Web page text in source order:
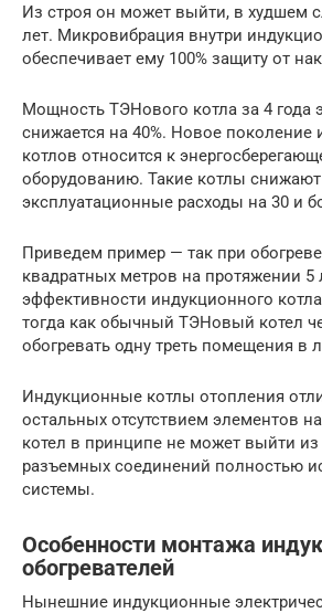
Из строя он может выйти, в худшем
лет. Микровибрация внутри
обеспечивает ему 100% защиту от
Мощность ТЭНового котла за 4 года
снижается на 40%. Новое поколение
котлов относится к
оборудованию. Такие котлы снижают
эксплуатационные расходы на 30 и
Приведем пример — так при
квадратных метров на протяжении 5
эффективности индукционного котла
тогда как обычный ТЭНовый котел
обогревать одну треть помещения в
Индукционные котлы отопления
остальных отсутствием элементов
котел в принципе не может выйти из
разъемных соединений полностью
системы.
Особенности монтажа
обогревателей
Нынешние индукционные